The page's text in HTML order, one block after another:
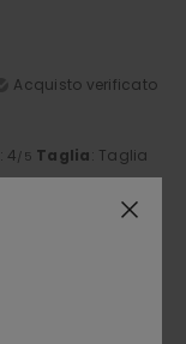
Acquisto verificato
: 4 /5 Taglia: Taglia